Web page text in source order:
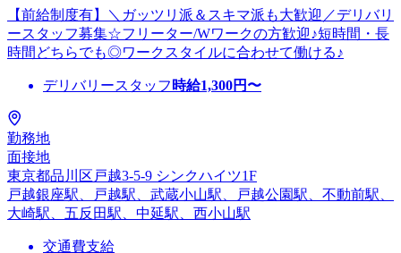
【前給制度有】＼ガッツリ派＆スキマ派も大歓迎／デリバリ
ースタッフ募集☆フリーター/Wワークの方歓迎♪短時間・長
時間どちらでも◎ワークスタイルに合わせて働ける♪
デリバリースタッフ 時給1,300円〜
勤務地
面接地
東京都品川区戸越3-5-9 シンクハイツ1F
戸越銀座駅、戸越駅、武蔵小山駅、戸越公園駅、不動前駅、
大崎駅、五反田駅、中延駅、西小山駅
交通費支給